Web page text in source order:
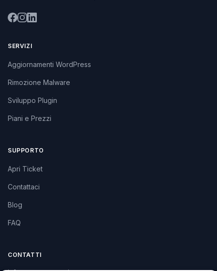
SERVIZI
Aggiornamenti WordPress
Rimozione Malware
Sviluppo Plugin
Piani e Prezzi
SUPPORTO
Apri Ticket
Contattaci
Blog
FAQ
CONTATTI